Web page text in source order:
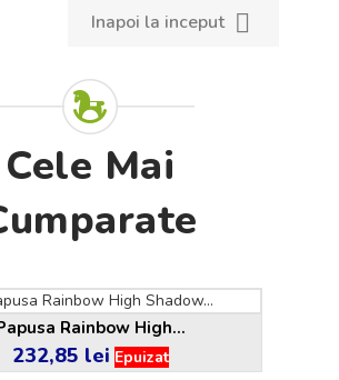
Inapoi la inceput 
Cele Mai
Rainbow High...
Pret
232,85 lei Epuizat